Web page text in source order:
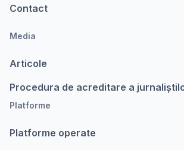
Contact
Media
Articole
Procedura de acreditare a
Platforme
Platforme operate